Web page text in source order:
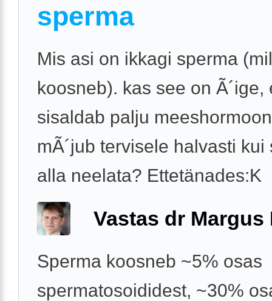
sperma
Mis asi on ikkagi sperma
koosneb). kas see on Ã´ige,
sisaldab palju
mÃ´jub tervisele halvasti kui
alla neelata? Ettetänades:K
Vastas dr Margus
Sperma koosneb ~5% osas
spermatosoididest, ~30%